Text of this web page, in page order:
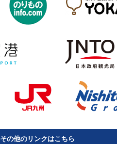
その他のリンクはこちら